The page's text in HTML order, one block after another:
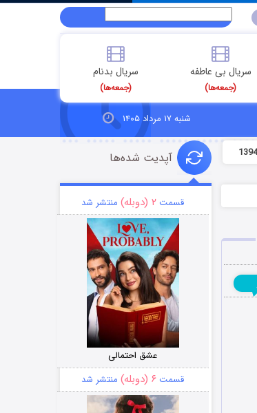
سریال بی عاطفه
(جمعه‌ها)
سریال بدنام
(جمعه‌ها)
شنبه ۱۷ مرداد ۱۴۰۵
آپدیت شده‌ها
قسمت ۲ (دوبله) منتشر شد
عشق احتمالی
قسمت ۶ (دوبله) منتشر شد